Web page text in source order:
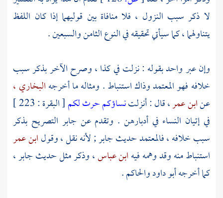
لا ذكر سبب النزول ، فلا منافاة بين قوليهما إذا كان اللفظ
يتناولهما ، كما سيأتي تحقيقه في النوع الثامن والسبعين .
وإن عبر واحد بقوله : نزلت في كذا ، وصرح الآخر بذكر سبب
خلافه فهو المعتمد وذاك استنباط . ومثاله‏ ما أخرجهالبخاري ،
عنابن عمر، قال : أنزلتنساؤكم حرث لكم
[ البقرة : 223 ]
في إتيان النساء في أدبارهن . وتقدم عن جابر التصريح بذكر
سبب خلافه ، فالمعتمد حديثجابر; لأنه نقل ، وقولابن عمر
استنباط منه وقد وهمه فيهابن عباس، وذكر مثل حديثجابر،
كما أخرجهأبو داودوالحاكم.